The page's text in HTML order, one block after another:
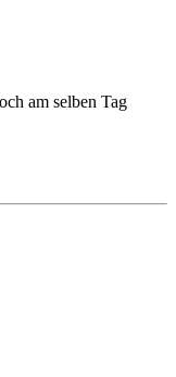
am selben Tag